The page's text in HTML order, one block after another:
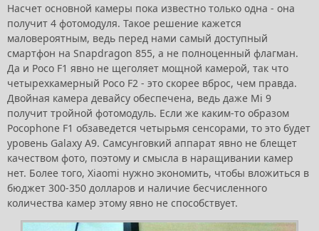
Насчет основной камеры пока известно только одна - она
получит 4 фотомодуля. Такое решение кажется
маловероятным, ведь перед нами самый доступный
смартфон на Snapdragon 855, а не полноценный флагман.
Да и Poco F1 явно не щеголяет мощной камерой, так что
четырехкамерный Poco F2 - это скорее вброс, чем правда.
Двойная камера девайсу обеспечена, ведь даже Mi 9
получит тройной фотомодуль. Если же каким-то образом
Pocophone F1 обзаведется четырьмя сенсорами, то это будет
уровень Galaxy A9. Самсунговкий аппарат явно не блещет
качеством фото, поэтому и смысла в наращивании камер
нет. Более того, Xiaomi нужно экономить, чтобы вложиться в
бюджет 300-350 долларов и наличие бесчисленного
количества камер этому явно не способствует.